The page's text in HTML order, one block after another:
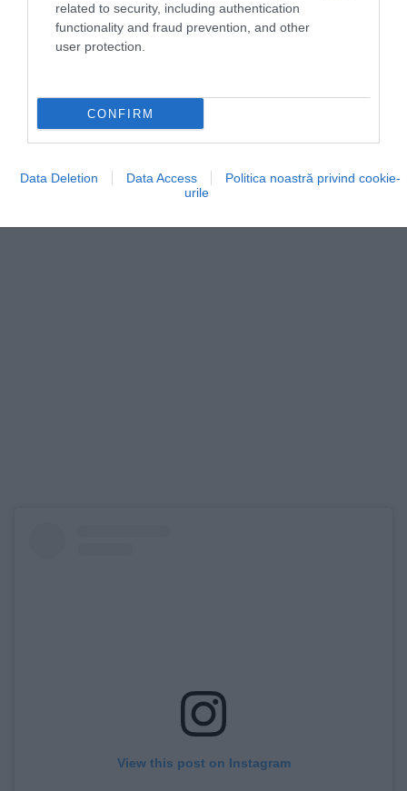
related to security, including authentication
functionality and fraud prevention, and other
user protection.
CONFIRM
Data Deletion Data Access
Politica noastră privind cookie-
urile
View this post on Instagram